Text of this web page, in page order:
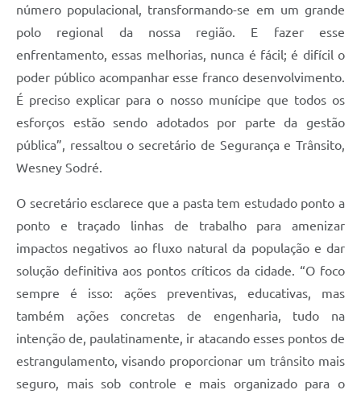
número populacional, transformando-se em um grande
polo regional da nossa região. E fazer esse
enfrentamento, essas melhorias, nunca é fácil; é difícil o
poder público acompanhar esse franco desenvolvimento.
É preciso explicar para o nosso munícipe que todos os
esforços estão sendo adotados por parte da gestão
pública”, ressaltou o secretário de Segurança e Trânsito,
Wesney Sodré.
O secretário esclarece que a pasta tem estudado ponto a
ponto e traçado linhas de trabalho para amenizar
impactos negativos ao fluxo natural da população e dar
solução definitiva aos pontos críticos da cidade. “O foco
sempre é isso: ações preventivas, educativas, mas
também ações concretas de engenharia, tudo na
intenção de, paulatinamente, ir atacando esses pontos de
estrangulamento, visando proporcionar um trânsito mais
seguro, mais sob controle e mais organizado para o